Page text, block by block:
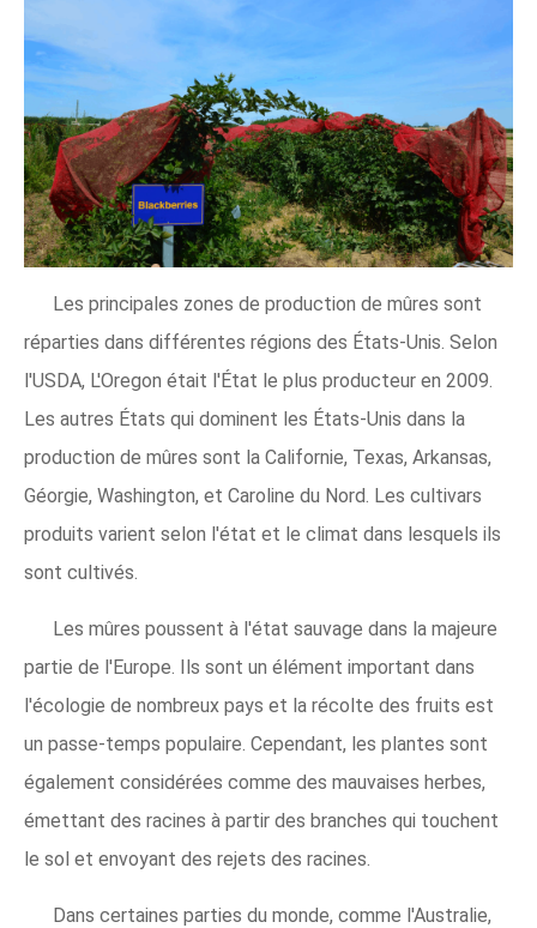
Les principales zones de production de mûres sont
réparties dans différentes régions des États-Unis. Selon
l'USDA, L'Oregon était l'État le plus producteur en 2009.
Les autres États qui dominent les États-Unis dans la
production de mûres sont la Californie, Texas, Arkansas,
Géorgie, Washington, et Caroline du Nord. Les cultivars
produits varient selon l'état et le climat dans lesquels ils
sont cultivés.
Les mûres poussent à l'état sauvage dans la majeure
partie de l'Europe. Ils sont un élément important dans
l'écologie de nombreux pays et la récolte des fruits est
un passe-temps populaire. Cependant, les plantes sont
également considérées comme des mauvaises herbes,
émettant des racines à partir des branches qui touchent
le sol et envoyant des rejets des racines.
Dans certaines parties du monde, comme l'Australie,